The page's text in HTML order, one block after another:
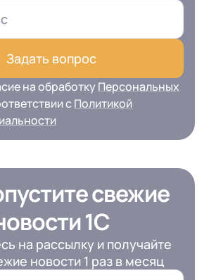
Задать вопрос
на обработку Персональных
сПолитикой
свежие
1С
на рассылку и получайте
новости 1 раз в месяц